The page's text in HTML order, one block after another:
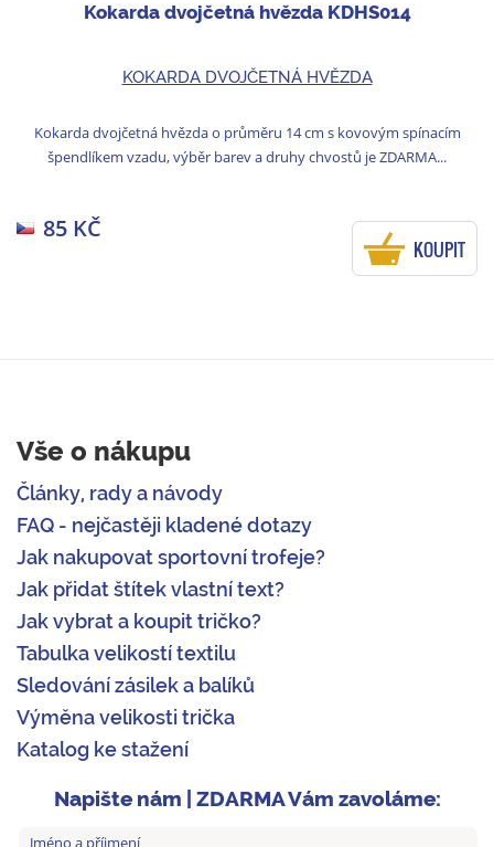
Kokarda dvojčetná hvězda KDHS014
KOKARDA DVOJČETNÁ HVĚZDA
Kokarda dvojčetná hvězda o průměru 14 cm s kovovým spínacím
špendlíkem vzadu, výběr barev a druhy chvostů je ZDARMA...
85 KČ
KOUPIT
Vše o nákupu
Články, rady a návody
FAQ - nejčastěji kladené dotazy
Jak nakupovat sportovní trofeje?
Jak přidat štítek vlastní text?
Jak vybrat a koupit tričko?
Tabulka velikostí textilu
Sledování zásilek a balíků
Výměna velikosti trička
Katalog ke stažení
Napište nám | ZDARMA Vám zavoláme: